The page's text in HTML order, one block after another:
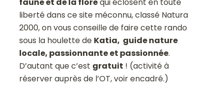
faune et de la florequi éclosent en toute
liberté dans ce site méconnu, classé Natura
2000, on vous conseille de faire cette rando
sous la houlette de Katia, guide nature
locale, passionnante et passionnée.
D’autant que c’est gratuit ! (activité à
réserver auprès de l’OT, voir encadré.)